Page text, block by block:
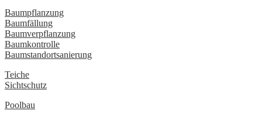
Baumpflanzung
Baumfällung
Baumverpflanzung
Baumkontrolle
Baumstandortsanierung
Teiche
Sichtschutz
Poolbau